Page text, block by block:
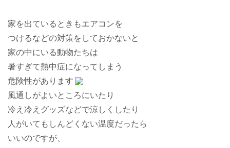
家を出ているときもエアコンを
つけるなどの対策をしておかないと
家の中にいる動物たちは
暑すぎて熱中症になってしまう
危険性があります
風通しがよいところにいたり
冷え冷えグッズなどで涼しくしたり
人がいてもしんどくない温度だったら
いいのですが、